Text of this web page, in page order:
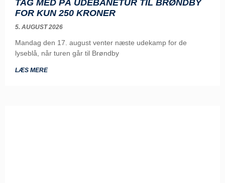
TAG MED PÅ UDEBANETUR TIL BRØNDBY
FOR KUN 250 KRONER
5. AUGUST 2026
Mandag den 17. august venter næste udekamp for de
lyseblå, når turen går til Brøndby
LÆS MERE